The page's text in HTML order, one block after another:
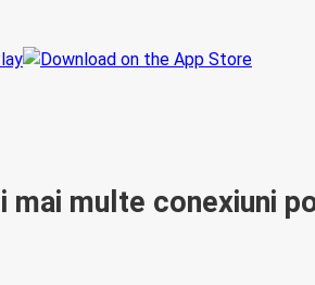
mai multe conexiuni